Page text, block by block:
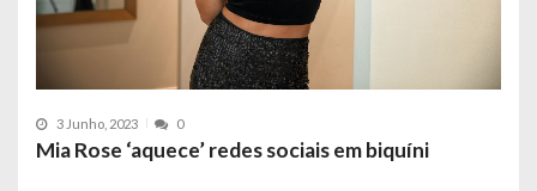
3 Junho, 2023 0
Mia Rose ‘aquece’ redes sociais em biquíni